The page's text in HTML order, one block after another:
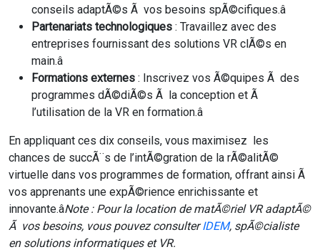
conseils adaptÃ©s Ã vos besoins spÃ©cifiques.â
Partenariats technologiques : Travaillez avec des
entreprises fournissant des solutions VR clÃ©s en
main.â
Formations externes : Inscrivez vos Ã©quipes Ã des
programmes dÃ©diÃ©s Ã la conception et Ã
l’utilisation de la VR en formation.â
En appliquant ces dix conseils, vous maximisez les
chances de succÃ¨s de l’intÃ©gration de la rÃ©alitÃ©
virtuelle dans vos programmes de formation, offrant ainsi Ã
vos apprenants une expÃ©rience enrichissante et
innovante.âNote : Pour la location de matÃ©riel VR adaptÃ©
Ã vos besoins, vous pouvez consulter IDEM, spÃ©cialiste
en solutions informatiques et VR.